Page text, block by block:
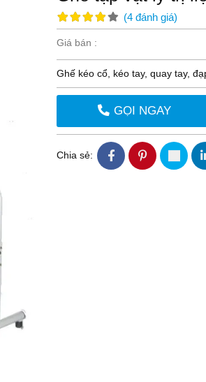
(4đánh giá)
Giá bán :
Ghế kéo cổ, kéo tay, quay tay,
GỌI NGAY
Chia sẻ: